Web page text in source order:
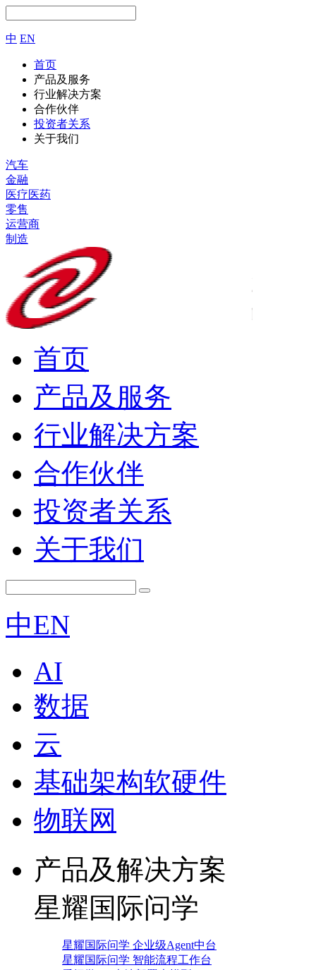
中 EN
首页
产品及服务
行业解决方案
合作伙伴
投资者关系
关于我们
汽车
金融
医疗医药
零售
运营商
制造
首页
产品及服务
行业解决方案
合作伙伴
投资者关系
关于我们
中EN
AI
数据
云
基础架构软硬件
物联网
产品及解决方案
星耀国际问学
星耀国际问学 企业级Agent中台
星耀国际问学 智能流程工作台